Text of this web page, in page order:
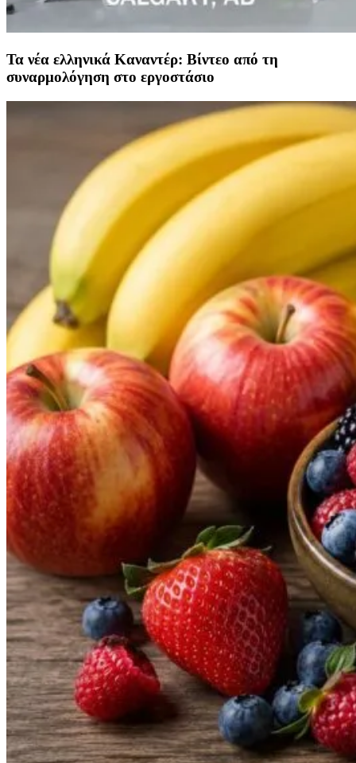
Τα νέα ελληνικά Καναντέρ: Βίντεο από τη
συναρμολόγηση στο εργοστάσιο